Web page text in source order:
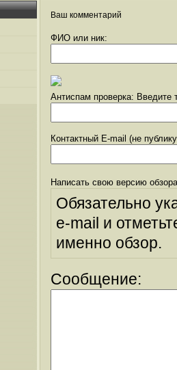
Ваш комментарий
ФИО или ник:
Антиспам проверка: Введите
Контактный E-mail (не
Написать свою версию
Обязательно
e-mail и
именно обзор.
Сообщение: